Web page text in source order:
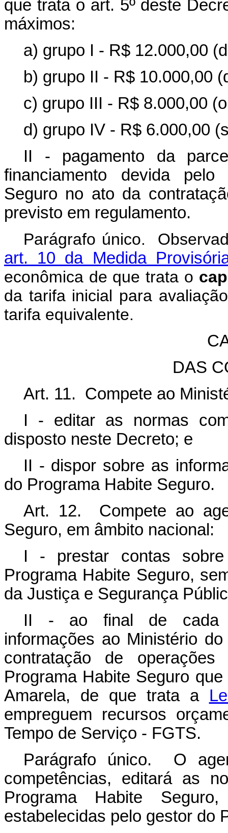
que trata o art. 5º deste
máximos:
a) grupo I - R$ 12.000,00
b) grupo II - R$ 10.000,00
c) grupo III - R$ 8.000,00
d) grupo IV - R$ 6.000,00
II - pagamento da
financiamento devida
Seguro no ato da
previsto em regulamento.
Parágrafo único.
art. 10 da Medida
econômica de que trata o
da tarifa inicial para
tarifa equivalente.
DAS
Art. 11. Compete ao
I - editar as normas
disposto neste Decreto; e
II - dispor sobre as
do Programa Habite Seguro.
Art. 12. Compete ao
Seguro, em âmbito nacional:
I - prestar contas
Programa Habite Seguro,
da Justiça e Segurança
II - ao final de cada
informações ao Ministério
contratação de
Programa Habite Seguro
Amarela, de que trata a
empreguem recursos
Tempo de Serviço - FGTS.
Parágrafo único. O
competências, editará as
Programa Habite
estabelecidas pelo gestor do